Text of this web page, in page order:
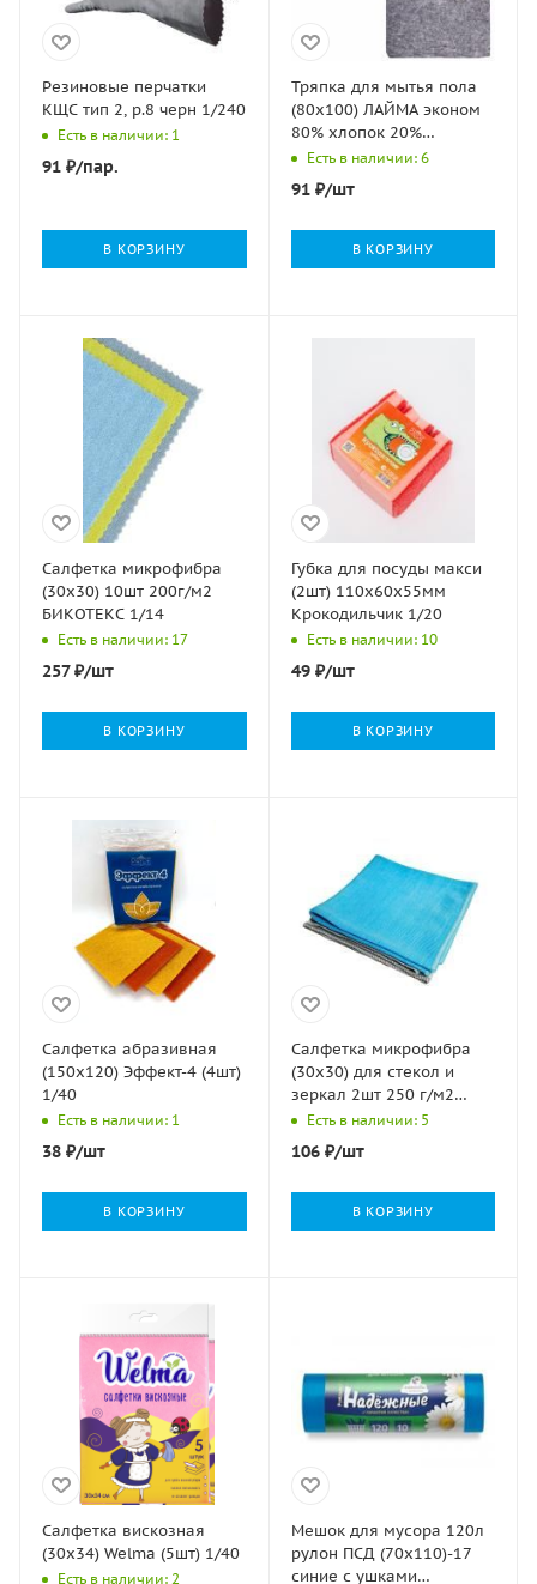
Резиновые перчатки
КЩС тип 2, р.8 черн 1/240
Есть в наличии: 1
91 ₽/пар.
В КОРЗИНУ
Тряпка для мытья пола
(80х100) ЛАЙМА эконом
80% хлопок 20%
полиэстер плотность 180
г/м2 1/22
Есть в наличии: 6
91₽/шт
В КОРЗИНУ
Салфетка микрофибра
(30х30) 10шт 200г/м2
БИКОТЕКС 1/14
Есть в наличии: 17
257₽/шт
В КОРЗИНУ
Губка для посуды макси
(2шт) 110х60х55мм
Крокодильчик 1/20
Есть в наличии: 10
49₽/шт
В КОРЗИНУ
Салфетка абразивная
(150х120) Эффект-4 (4шт)
1/40
Есть в наличии: 1
38 ₽/шт
В КОРЗИНУ
Салфетка микрофибра
(30х30) для стекол и
зеркал 2шт 250 г/м2
БИКОТЕКС 1/50
Есть в наличии: 5
106₽/шт
В КОРЗИНУ
Салфетка вискозная
(30х34) Welma (5шт) 1/40
Есть в наличии: 2
Мешок для мусора 120л
рулон ПСД (70х110)-17
синие с ушками